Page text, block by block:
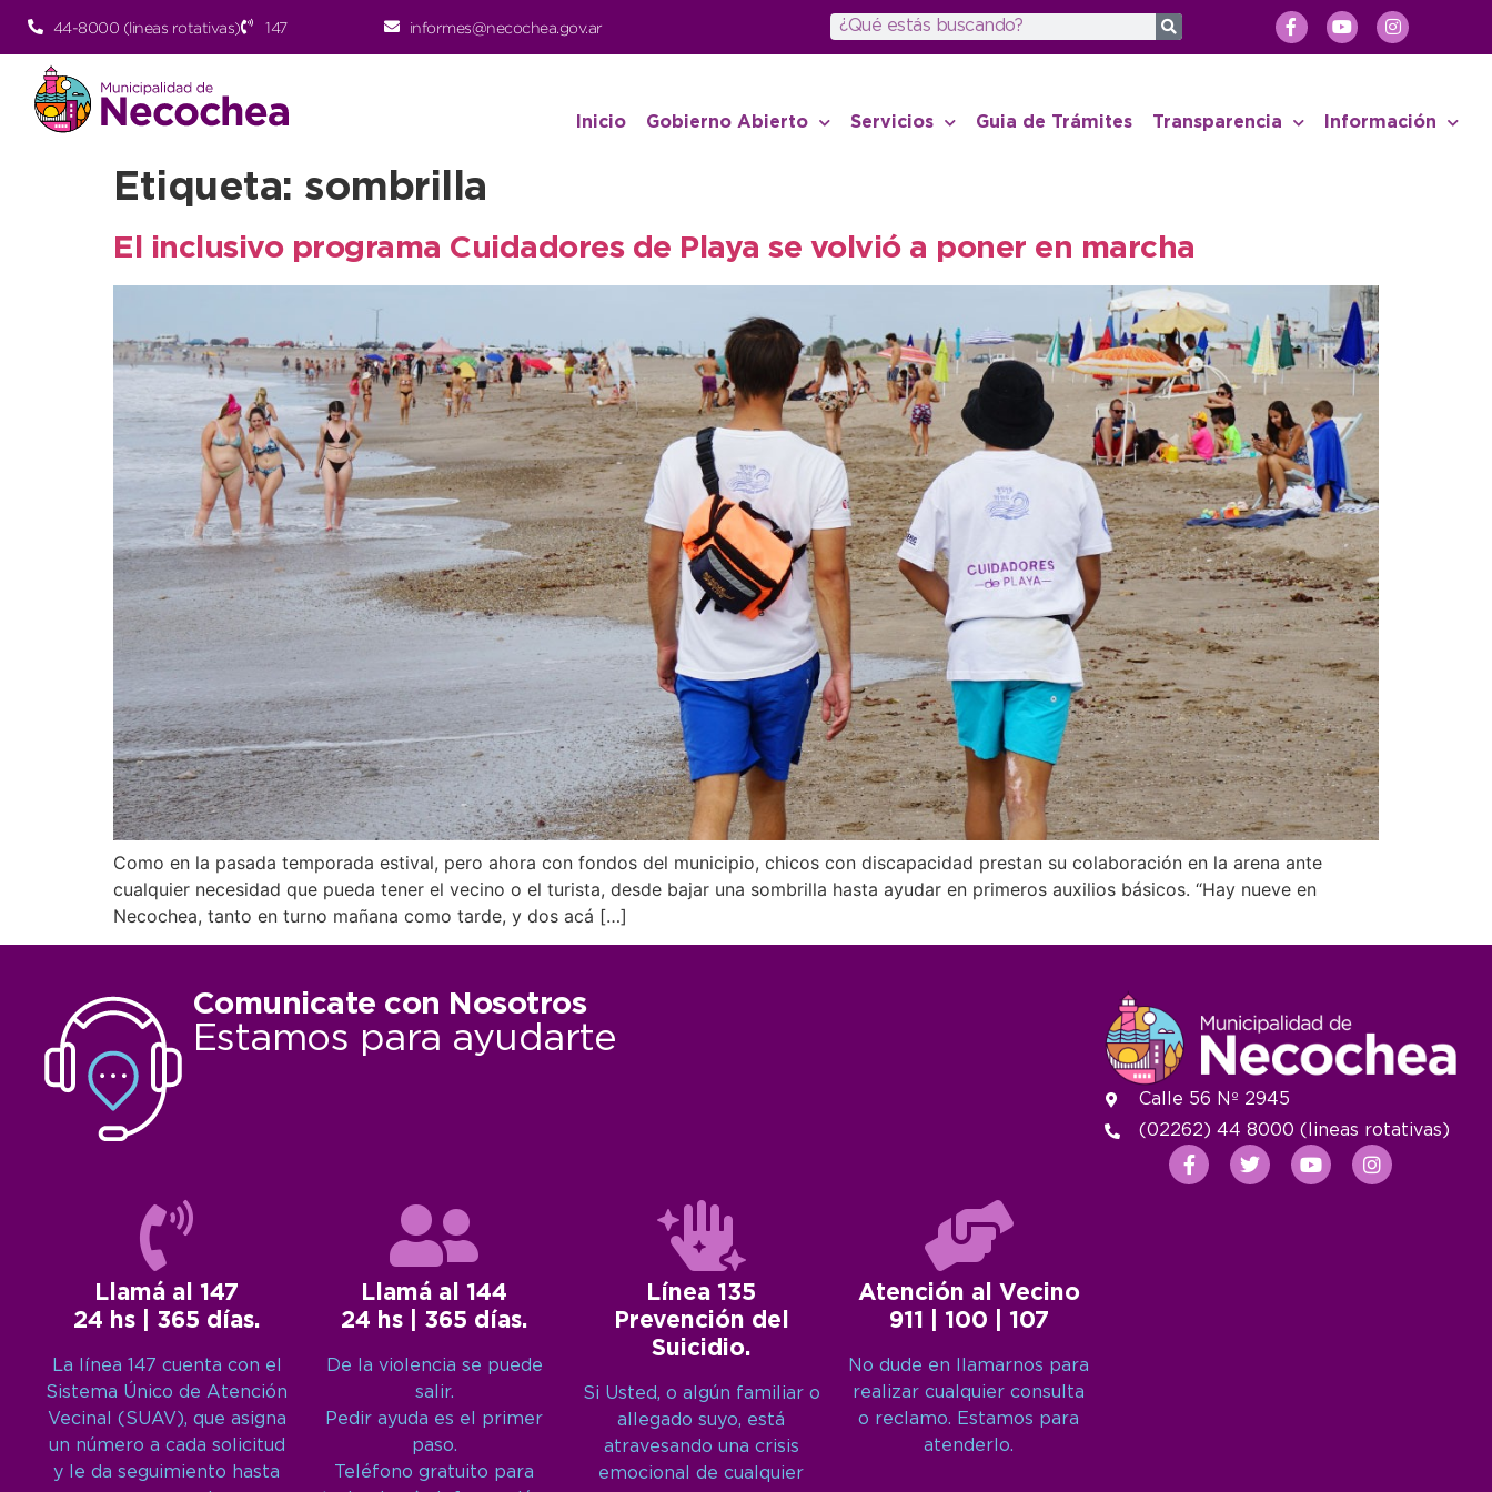
44-8000 (lineas rotativas) 147 informes@necochea.gov.ar
Inicio Gobierno Abierto Servicios Guia de Trámites Transparencia Información
Etiqueta: sombrilla
El inclusivo programa Cuidadores de Playa se volvió a poner en marcha
Como en la pasada temporada estival, pero ahora con fondos del municipio, chicos con discapacidad prestan su colaboración en la arena ante
cualquier necesidad que pueda tener el vecino o el turista, desde bajar una sombrilla hasta ayudar en primeros auxilios básicos. “Hay nueve en
Necochea, tanto en turno mañana como tarde, y dos acá […]
Comunicate con Nosotros
Estamos para ayudarte
Llamá al 147
24 hs | 365 días.
La línea 147 cuenta con el
Sistema Único de Atención
Vecinal (SUAV), que asigna
un número a cada solicitud
y le da seguimiento hasta
Llamá al 144
24 hs | 365 días.
De la violencia se puede
salir.
Pedir ayuda es el primer
paso.
Teléfono gratuito para
Línea 135
Prevención del
Suicidio.
Si Usted, o algún familiar o
allegado suyo, está
atravesando una crisis
emocional de cualquier
Atención al Vecino
911 | 100 | 107
No dude en llamarnos para
realizar cualquier consulta
o reclamo. Estamos para
atenderlo.
Calle 56 Nº 2945
(02262) 44 8000 (lineas rotativas)